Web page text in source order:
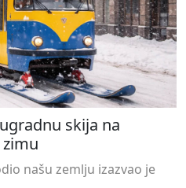
skija na
našu zemlju izazvao je